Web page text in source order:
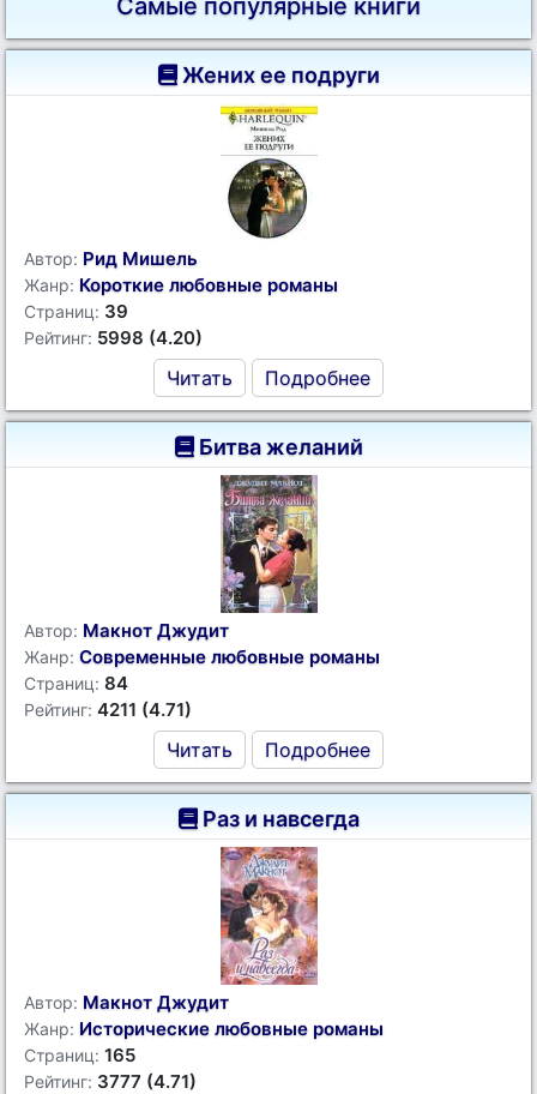
Самые популярные книги
Жених ее подруги
Автор: Рид Мишель
Жанр: Короткие любовные романы
Страниц: 39
Рейтинг: 5998 (4.20)
Читать Подробнее
Битва желаний
Автор: Макнот Джудит
Жанр: Современные любовные романы
Страниц: 84
Рейтинг: 4211 (4.71)
Читать Подробнее
Раз и навсегда
Автор: Макнот Джудит
Жанр: Исторические любовные романы
Страниц: 165
Рейтинг: 3777 (4.71)